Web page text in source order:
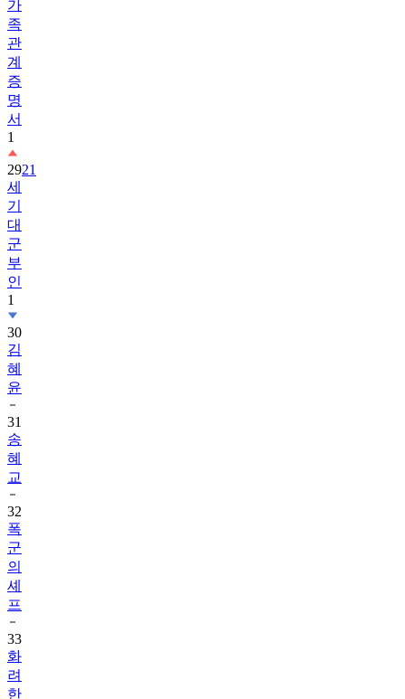
관
계
증
명
서
1
29
세
기
대
군
부
인
1
30
김
혜
윤
31
송
혜
교
32
폭
군
의
셰
프
33
화
려
한
날